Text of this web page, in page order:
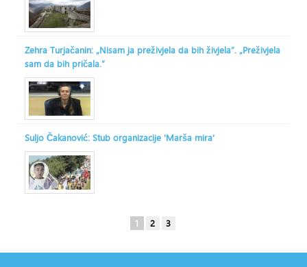
Zehra Turjačanin: „Nisam ja preživjela da bih živjela“. „Preživjela
sam da bih pričala.“
Suljo Čakanović: Stub organizacije 'Marša mira'
1 2 3